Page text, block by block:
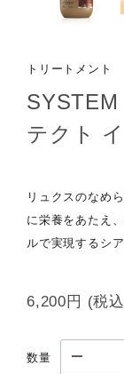
トリートメント
テクト
リュクスのなめ
に栄養をあたえ
ルで実現するシ
6,200円 (税
数量